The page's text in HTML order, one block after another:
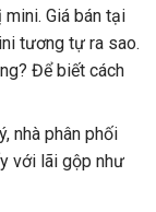
Giá bán tại
tương tự ra sao.
Để biết cách
nhà phân phối
với lãi gộp như